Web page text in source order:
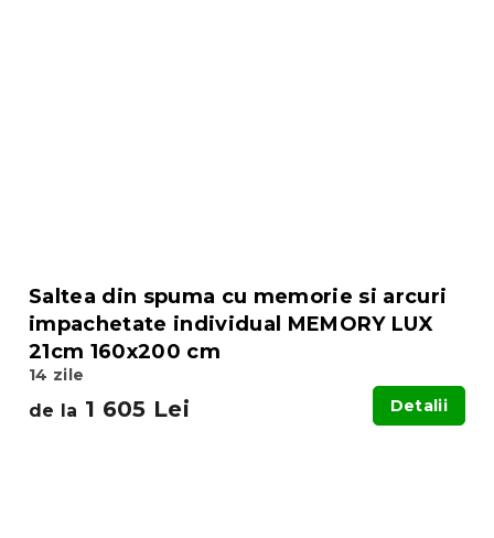
Saltea din spuma cu memorie si arcuri
impachetate individual MEMORY LUX
21cm 160x200 cm
14 zile
de la 1 605 Lei Detalii